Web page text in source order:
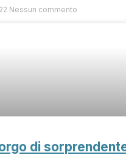
Nessun commento
di